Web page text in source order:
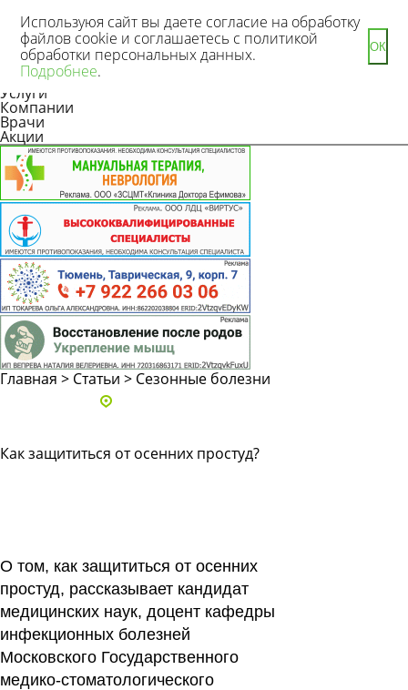
Новости
Статьи
Услуги
Компании
Врачи
Акции
Главная > Статьи > Сезонные болезни
Как защититься от осенних простуд?
О том, как защититься от осенних
простуд, рассказывает кандидат
медицинских наук, доцент кафедры
инфекционных болезней
Московского Государственного
медико-стоматологического
Используюя сайт вы даете согласие на обработку
файлов cookie и соглашаетесь с политикой
обработки персональных данных.
Подробнее.
ОК